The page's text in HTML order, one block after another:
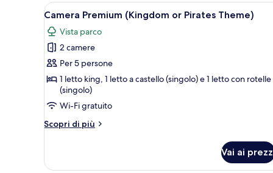
or
Pirates
Theme)
Apri
tutte
le
foto
per
Camera
Premium
(Kingdom
or
Una stanza con un letto
29
Camera Premium (Kingdom or Pirates Theme)
Vista parco
2 camere
Per 5 persone
1 letto king, 1 letto a castello (singolo) e 1 letto con rotelle
(singolo)
Wi-Fi gratuito
Scopri di più
Altri
Premium
Vai ai